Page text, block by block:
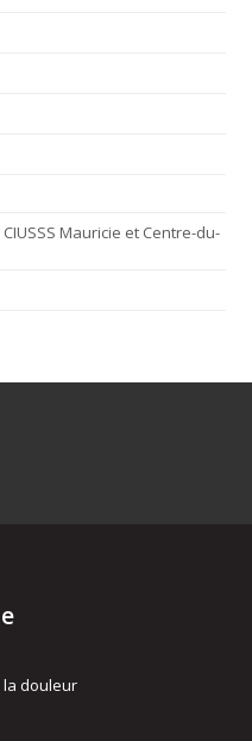
Mauricie et Centre-du-
la douleur